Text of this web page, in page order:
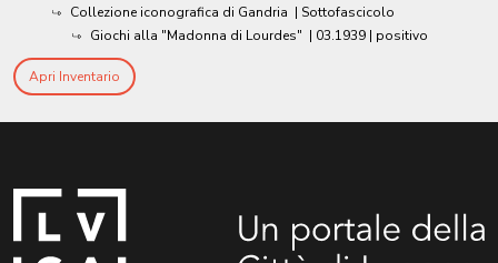
Collezione iconografica di Gandria | Sottofascicolo
Giochi alla "Madonna di Lourdes" | 03.1939 | positivo
Apri Inventario